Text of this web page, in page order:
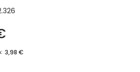
3,98 €